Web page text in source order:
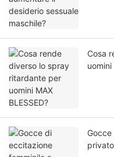
Cosa
uomini